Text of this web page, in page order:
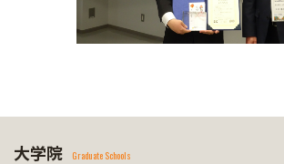
大学院 Graduate Schools